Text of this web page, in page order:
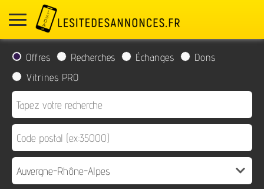
Offres Recherches Échanges
Dons
Vitrines PRO